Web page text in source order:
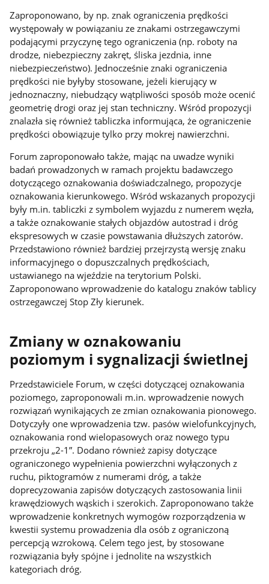
Zaproponowano, by np. znak ograniczenia prędkości
występowały w powiązaniu ze znakami ostrzegawczymi
podającymi przyczynę tego ograniczenia (np. roboty na
drodze, niebezpieczny zakręt, śliska jezdnia, inne
niebezpieczeństwo). Jednocześnie znaki ograniczenia
prędkości nie byłyby stosowane, jeżeli kierujący w
jednoznaczny, niebudzący wątpliwości sposób może ocenić
geometrię drogi oraz jej stan techniczny. Wśród propozycji
znalazła się również tabliczka informująca, że ograniczenie
prędkości obowiązuje tylko przy mokrej nawierzchni.
Forum zaproponowało także, mając na uwadze wyniki
badań prowadzonych w ramach projektu badawczego
dotyczącego oznakowania doświadczalnego, propozycje
oznakowania kierunkowego. Wśród wskazanych propozycji
były m.in. tabliczki z symbolem wyjazdu z numerem węzła,
a także oznakowanie stałych objazdów autostrad i dróg
ekspresowych w czasie powstawania dłuższych zatorów.
Przedstawiono również bardziej przejrzystą wersję znaku
informacyjnego o dopuszczalnych prędkościach,
ustawianego na wjeździe na terytorium Polski.
Zaproponowano wprowadzenie do katalogu znaków tablicy
ostrzegawczej Stop Zły kierunek.
Zmiany w oznakowaniu
poziomym i sygnalizacji świetlnej
Przedstawiciele Forum, w części dotyczącej oznakowania
poziomego, zaproponowali m.in. wprowadzenie nowych
rozwiązań wynikających ze zmian oznakowania pionowego.
Dotyczyły one wprowadzenia tzw. pasów wielofunkcyjnych,
oznakowania rond wielopasowych oraz nowego typu
przekroju „2-1”. Dodano również zapisy dotyczące
ograniczonego wypełnienia powierzchni wyłączonych z
ruchu, piktogramów z numerami dróg, a także
doprecyzowania zapisów dotyczących zastosowania linii
krawędziowych wąskich i szerokich. Zaproponowano także
wprowadzenie konkretnych wymogów rozporządzenia w
kwestii systemu prowadzenia dla osób z ograniczoną
percepcją wzrokową. Celem tego jest, by stosowane
rozwiązania były spójne i jednolite na wszystkich
kategoriach dróg.